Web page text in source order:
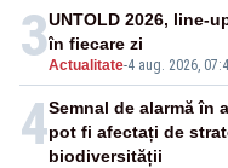
3Actualitate-4 aug. 2026,
UNTOLD 2026, line-
în fiecare zi
4Semnal de alarmă în
pot fi afectați de
biodiversității